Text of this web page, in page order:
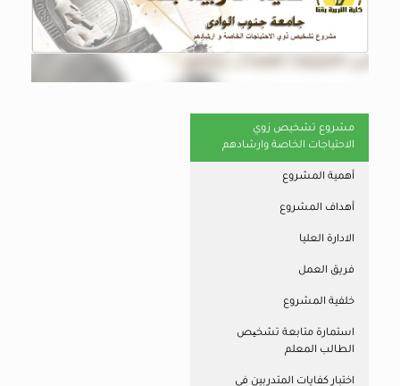
مشروع تشخيص زوي
الاحتياجات الخاصة وارشادهم
أهمية المشروع
أهداف المشروع
الادارة العليا
فريق العمل
خلفية المشروع
استمارة متابعة تشخیص
الطالب المعلم
اختبار كفايات المتدربين في